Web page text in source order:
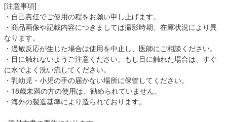
[注意事項]
・自己責任でご使用の程をお願い申し上げます。
・商品画像や記載内容につきましては撮影時期、在庫状況により異
なります。
・過敏反応が生じた場合は使用を中止し、医師にご相談ください。
・目に触れないようご注意ください。もし目に触れた場合は、すぐ
に水でよく洗い流してください。
・乳幼児・小児の手の届かない場所に保管してください。
・18歳未満の方の使用は、勧められていません。
・海外の製造基準により造られております。